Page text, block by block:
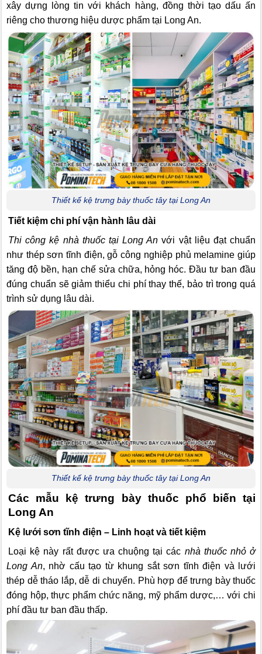
xây dựng lòng tin với khách hàng, đồng thời tạo dấu ấn
riêng cho thương hiệu dược phẩm tại Long An.
Thiết kế kệ trưng bày thuốc tây tại Long An
Tiết kiệm chi phí vận hành lâu dài
Thi công kệ nhà thuốc tại Long An với vật liệu đạt chuẩn
như thép sơn tĩnh điện, gỗ công nghiệp phủ melamine giúp
tăng độ bền, hạn chế sửa chữa, hỏng hóc. Đầu tư ban đầu
đúng chuẩn sẽ giảm thiểu chi phí thay thế, bảo trì trong quá
trình sử dụng lâu dài.
Thiết kế kệ trưng bày thuốc tây tại Long An
Các mẫu kệ trưng bày thuốc phổ biến tại
Long An
Kệ lưới sơn tĩnh điện – Linh hoạt và tiết kiệm
Loại kệ này rất được ưa chuộng tại các nhà thuốc nhỏ ở
Long An, nhờ cấu tạo từ khung sắt sơn tĩnh điện và lưới
thép dễ tháo lắp, dễ di chuyển. Phù hợp để trưng bày thuốc
đóng hộp, thực phẩm chức năng, mỹ phẩm dược,… với chi
phí đầu tư ban đầu thấp.